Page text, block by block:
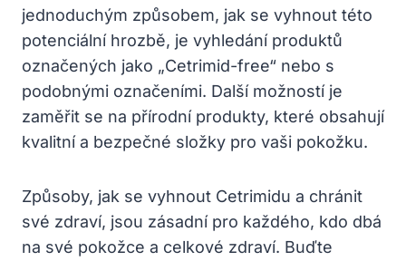
jednoduchým způsobem, jak se vyhnout této
potenciální hrozbě, je vyhledání produktů
označených jako „Cetrimid-free“ nebo s
podobnými označeními. Další možností je
zaměřit se na přírodní produkty, které obsahují
kvalitní a bezpečné složky pro vaši pokožku.
Způsoby, jak se vyhnout Cetrimidu a chránit
své zdraví, jsou zásadní pro každého, kdo dbá
na své pokožce a celkové zdraví. Buďte